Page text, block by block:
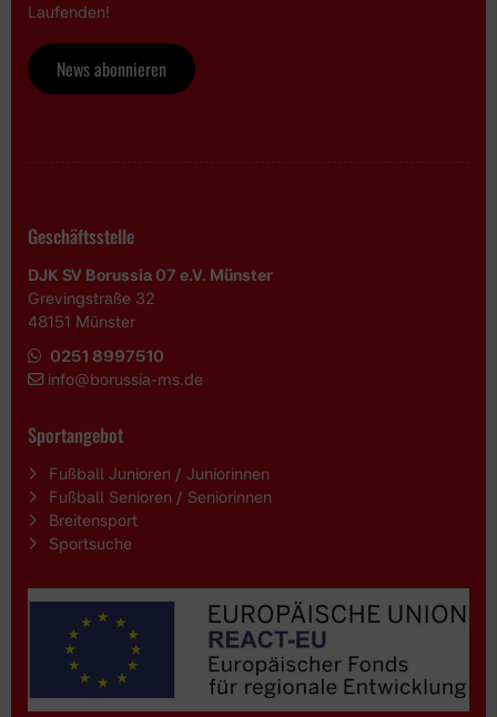
Laufenden!
News abonnieren
Geschäftsstelle
DJK SV Borussia 07 e.V. Münster
Grevingstraße 32
48151 Münster
0251 8997510
info@borussia-ms.de
Sportangebot
Fußball Junioren / Juniorinnen
Fußball Senioren / Seniorinnen
Breitensport
Sportsuche